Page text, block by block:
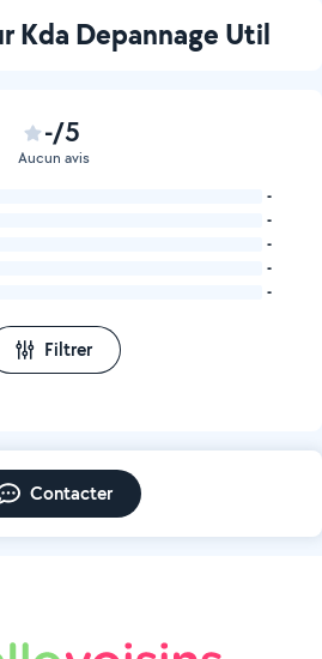
Kda Depannage Util
-/5
Aucun avis
-
-
-
-
-
Filtrer
Contacter